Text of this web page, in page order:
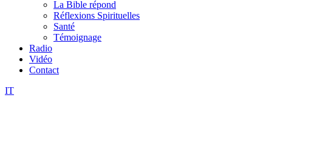
La Bible répond
Réflexions Spirituelles
Santé
Témoignage
Radio
Vidéo
Contact
IT